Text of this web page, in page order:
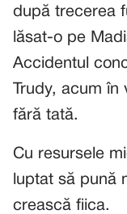
după trecerea
lăsat-o pe
Accidentul
Trudy, acum
fără tată.
Cu resursele
luptat să pună
crească fiica.